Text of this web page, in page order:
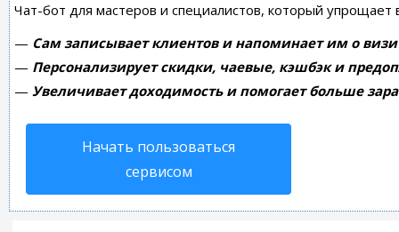
Чат-бот для мастеров и специалистов, который упрощает
— Сам записывает клиентов и напоминает им о
— Персонализирует скидки, чаевые, кэшбэк и
— Увеличивает доходимость и помогает больше
Начать пользоваться
сервисом